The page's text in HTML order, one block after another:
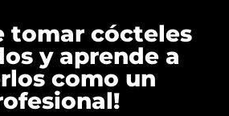
tomar cócteles
y aprende a
como un